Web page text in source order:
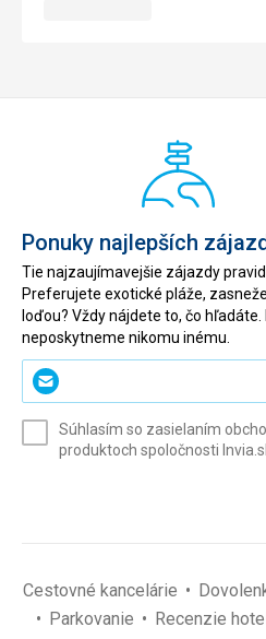
Ponuky najlepších
Tie najzaujímavejšie zájazdy
Preferujete exotické pláže,
loďou? Vždy nájdete to, čo hľadáte.
neposkytneme nikomu inému.
Zadajte
svoj
(povinné)
Súhlasím so zasielaním
produktoch spoločnosti
Cestovné kancelárie
Parkovanie
Recenzie